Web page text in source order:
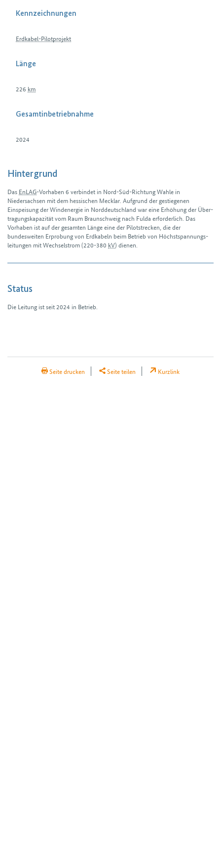
Kennzeichnungen
Erdkabel-Pilotprojekt
Länge
226 km
Gesamtinbetriebnahme
2024
Hintergrund
Das EnLAG-Vorhaben 6 verbindet in Nord-Süd-Richtung Wahle in
Niedersachsen mit dem hessischen Mecklar. Aufgrund der gestiegenen
Einspeisung der Wind­energie in Norddeutschland war eine Erhöhung der Über­
tragungs­kapazität vom Raum Braunschweig nach Fulda erforderlich. Das
Vorhaben ist auf der gesamten Länge eine der Pilotstrecken, die der
bundesweiten Erprobung von Erdkabeln beim Betrieb von Höchst­spannungs­
leitungen mit Wechselstrom (220-380 kV) dienen.
Status
Die Leitung ist seit 2024 in Betrieb.
Seite drucken Seite teilen Kurzlink